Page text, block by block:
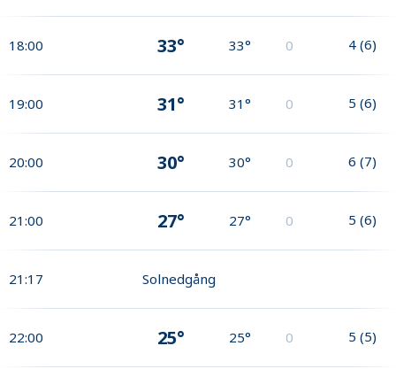
18:00 33° 33° 0 4 (6)
19:00 31° 31° 0 5 (6)
20:00 30° 30° 0 6 (7)
21:00 27° 27° 0 5 (6)
21:17 Solnedgång
22:00 25° 25° 0 5 (5)